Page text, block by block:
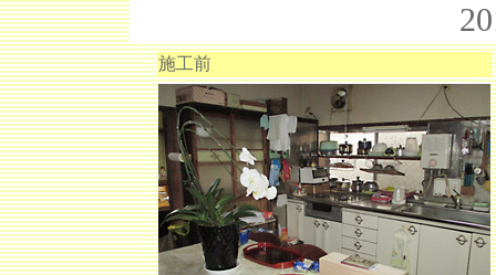
施工前